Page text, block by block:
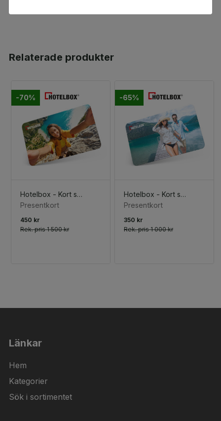
Relaterade produkter
Hotelbox - Kort semester för två (3 nätter)
Presentkort
450 kr
Rek. pris 1 500 kr
-70%
Hotelbox - Kort semester för två (2 nätter)
Presentkort
350 kr
Rek. pris 1 000 kr
-65%
Länkar
Hem
Kategorier
Sök i sortimentet